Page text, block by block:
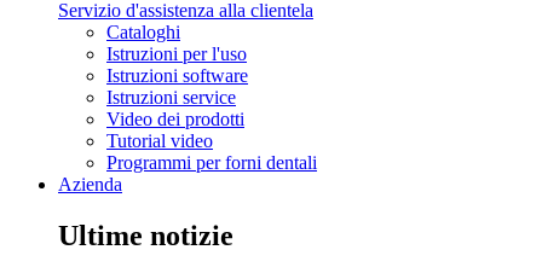
Servizio d'assistenza alla clientela
Cataloghi
Istruzioni per l'uso
Istruzioni software
Istruzioni service
Video dei prodotti
Tutorial video
Programmi per forni dentali
Azienda
Ultime notizie